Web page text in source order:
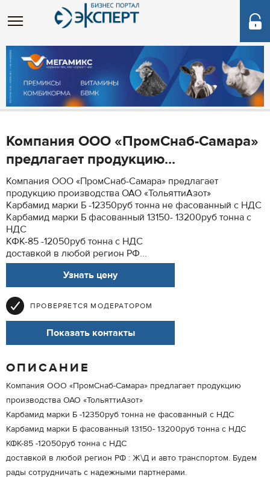
Компания ООО «ПромСнаб-Самара»
предлагает продукцию...
Компания ООО «ПромСнаб-Самара» предлагает
продукцию производства ОАО «ТольяттиАзот»
Карбамид марки Б -12350руб тонна не фасованный с НДС
Карбамид марки Б фасованный 13150- 13200руб тонна с
НДС
КФК-85 -12050руб тонна с НДС
доставкой в любой регион РФ...
Узнать цену
ПРОВЕРЯЕТСЯ МОДЕРАТОРОМ
Показать контакты
ОПИСАНИЕ
Компания ООО «ПромСнаб-Самара» предлагает продукцию
производства ОАО «ТольяттиАзот»
Карбамид марки Б -12350руб тонна не фасованный с НДС
Карбамид марки Б фасованный 13150- 13200руб тонна с НДС
КФК-85 -12050руб тонна с НДС
доставкой в любой регион РФ : Ж\Д и авто транспортом. Будем
рады сотрудничать с надежными партнерами.